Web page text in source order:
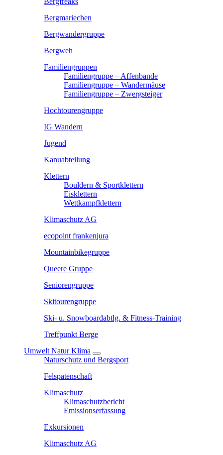
Bergmariechen
Bergwandergruppe
Bergweh
Familiengruppen
Familiengruppe – Affenbande
Familiengruppe – Wandermäuse
Familiengruppe – Zwergsteiger
Hochtourengruppe
IG Wandern
Jugend
Kanuabteilung
Klettern
Bouldern & Sportklettern
Eisklettern
Wettkampfklettern
Klimaschutz AG
ecopoint frankenjura
Mountainbikegruppe
Queere Gruppe
Seniorengruppe
Skitourengruppe
Ski- u. Snowboardabtlg. & Fitness-Training
Treffpunkt Berge
Umwelt Natur Klima
Naturschutz und Bergsport
Felspatenschaft
Klimaschutz
Klimaschutzbericht
Emissionserfassung
Exkursionen
Klimaschutz AG